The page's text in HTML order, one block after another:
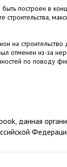
построен в
строительства,
на строительство
отменен из-за
по поводу
данная